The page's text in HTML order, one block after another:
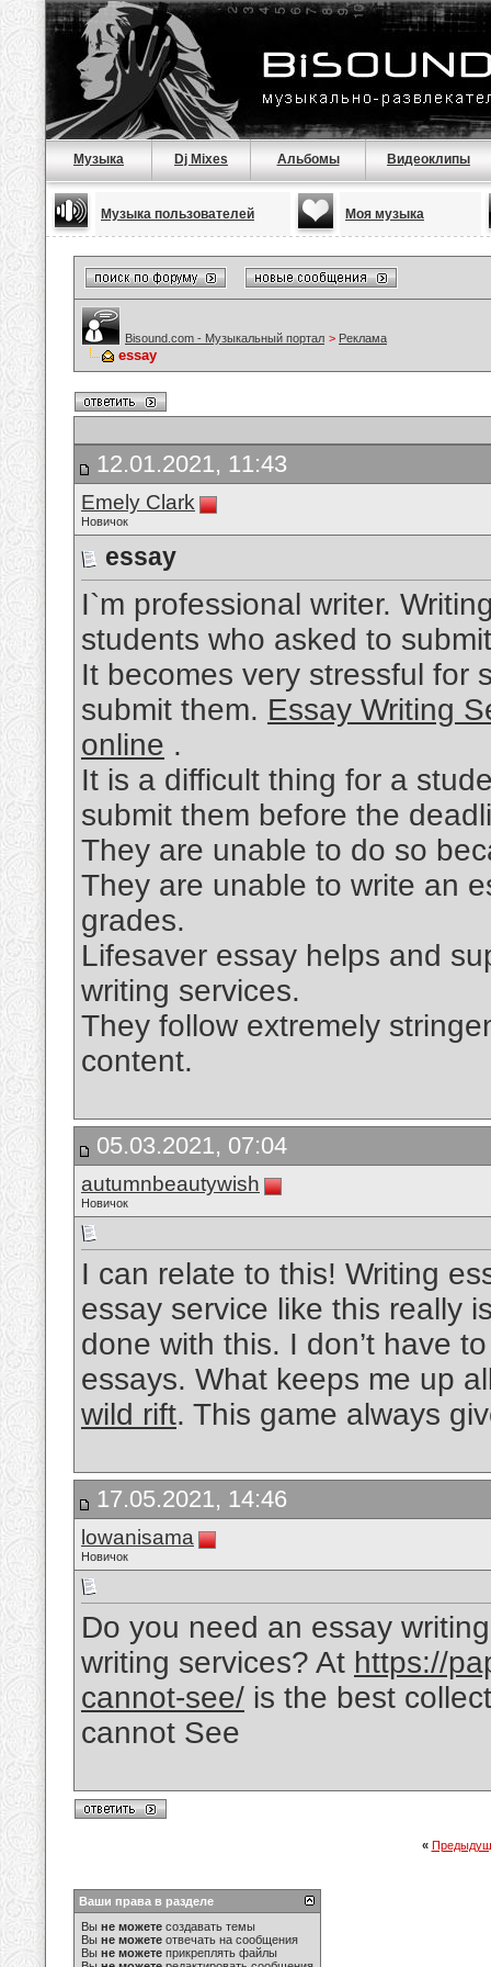
Музыка Dj Mixes Альбомы Видеоклипы
Музыка пользователей Моя музыка
Bisound.com - Музыкальный портал > Реклама
essay
12.01.2021, 11:43
Emely Clark
Новичок
essay
I`m professional writer.
students who asked to
It becomes very stressful for
submit them. Essay Writing
online .
It is a difficult thing for a
submit them before the
They are unable to do so
They are unable to write an
grades.
Lifesaver essay helps and
writing services.
They follow extremely
content.
05.03.2021, 07:04
autumnbeautywish
Новичок
I can relate to this! Writing
essay service like this really
done with this. I don’t have
essays. What keeps me up
wild rift. This game always
17.05.2021, 14:46
lowanisama
Новичок
Do you need an essay
writing services? At https://
cannot-see/ is the best
cannot See
«
Ваши права в разделе
Вы не можете создавать темы
Вы не можете отвечать на сообщения
Вы не можете прикреплять файлы